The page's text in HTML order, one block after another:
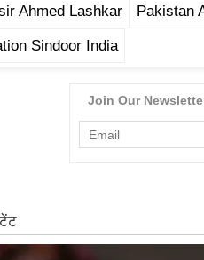
Ahmed Lashkar Pakistan
Sindoor India